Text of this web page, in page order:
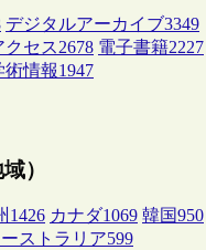
デジタルアーカイブ3349
クセス2678 電子書籍2227
術情報1947
）
1426 カナダ1069 韓国950
ストラリア599